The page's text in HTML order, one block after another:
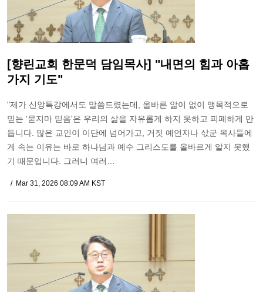
[향린교회 한문덕 담임목사] "내면의 힘과 아홉
가지 기도"
"제가 신앙특강에서도 말씀드렸는데, 올바른 앎이 없이 맹목적으로
믿는 '묻지마 믿음'은 우리의 삶을 자유롭게 하지 못하고 피폐하게 만
듭니다. 많은 교인이 이단에 넘어가고, 거짓 예언자나 삯군 목사들에
게 속는 이유는 바로 하나님과 예수 그리스도를 올바르게 알지 못했
기 때문입니다. 그러니 여러…
Mar 31, 2026 08:09 AM KST